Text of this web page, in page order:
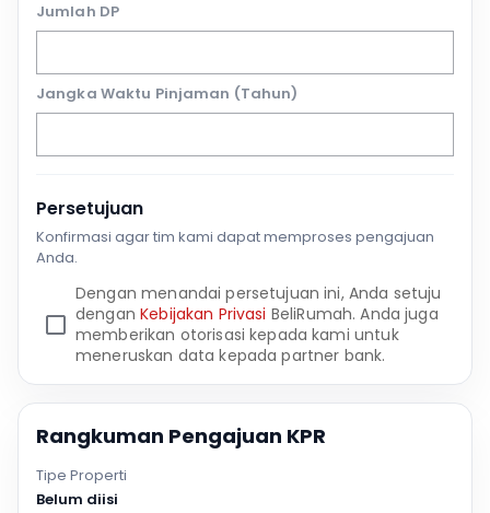
Jumlah DP
Jangka Waktu Pinjaman (Tahun)
Persetujuan
Konfirmasi agar tim kami dapat memproses pengajuan
Anda.
Dengan menandai persetujuan ini, Anda setuju
denganKebijakan Privasi BeliRumah. Anda juga
memberikan otorisasi kepada kami untuk
meneruskan data kepada partner bank.
Rangkuman Pengajuan KPR
Tipe Properti
Belum diisi